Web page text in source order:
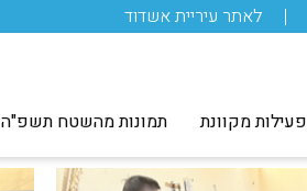
לאתר עיריית אשדוד
פעילות מקוונת תמונות מהשטח תשפ"ה